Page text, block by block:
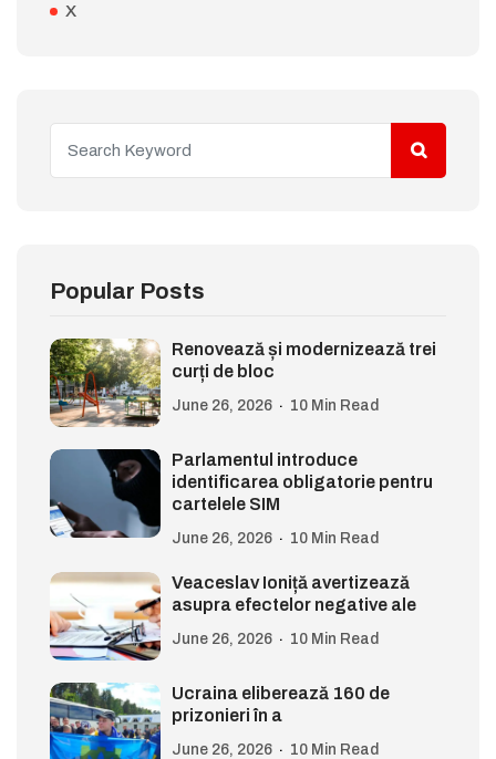
X
Popular Posts
Renovează și modernizează trei
curți de bloc
June 26, 2026 10 Min Read
Parlamentul introduce
identificarea obligatorie pentru
cartelele SIM
June 26, 2026 10 Min Read
Veaceslav Ioniță avertizează
asupra efectelor negative ale
June 26, 2026 10 Min Read
Ucraina eliberează 160 de
prizonieri în a
June 26, 2026 10 Min Read